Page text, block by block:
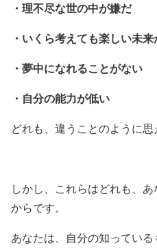
・理不尽な世の中が嫌だ
・いくら考えても楽しい未
・夢中になれることがない
・自分の能力が低い
どれも、違うことのように思
しかし、これらはどれも、
からです。
あなたは、自分の知ってい